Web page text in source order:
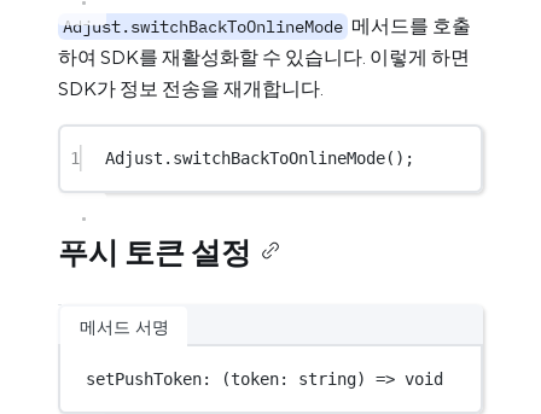
Adjust.switchBackToOnlineMode 메서드를 호출
하여 SDK를 재활성화할 수 있습니다. 이렇게 하면
SDK가 정보 전송을 재개합니다.
1 Adjust. switchBackToOnlineMode();
푸시 토큰 설정
메서드 서명
setPushToken: (token: string) => void